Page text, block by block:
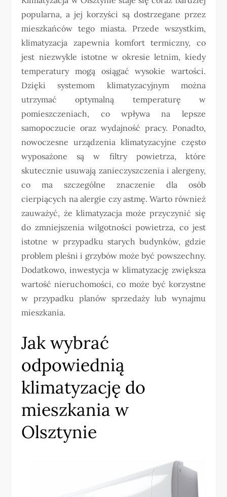
popularna, a jej korzyści są dostrzegane przez
mieszkańców tego miasta. Przede wszystkim,
klimatyzacja zapewnia komfort termiczny, co
jest niezwykle istotne w okresie letnim, kiedy
temperatury mogą osiągać wysokie wartości.
Dzięki systemom klimatyzacyjnym można
utrzymać optymalną temperaturę w
pomieszczeniach, co wpływa na lepsze
samopoczucie oraz wydajność pracy. Ponadto,
nowoczesne urządzenia klimatyzacyjne często
wyposażone są w filtry powietrza, które
skutecznie usuwają zanieczyszczenia i alergeny,
co ma szczególne znaczenie dla osób
cierpiących na alergie czy astmę. Warto również
zauważyć, że klimatyzacja może przyczynić się
do zmniejszenia wilgotności powietrza, co jest
istotne w przypadku starych budynków, gdzie
problem pleśni i grzybów może być powszechny.
Dodatkowo, inwestycja w klimatyzację zwiększa
wartość nieruchomości, co może być korzystne
w przypadku planów sprzedaży lub wynajmu
mieszkania.
Jak wybrać
odpowiednią
klimatyzację do
mieszkania w
Olsztynie